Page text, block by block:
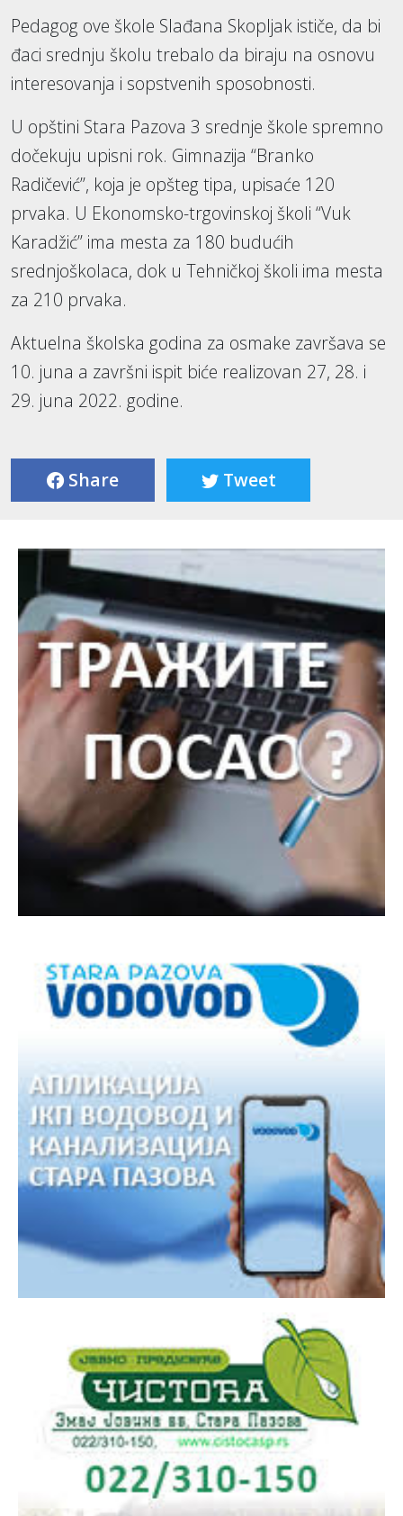
Pedagog ove škole Slađana Skopljak ističe, da bi
đaci srednju školu trebalo da biraju na osnovu
interesovanja i sopstvenih sposobnosti.
U opštini Stara Pazova 3 srednje škole spremno
dočekuju upisni rok. Gimnazija “Branko
Radičević”, koja je opšteg tipa, upisaće 120
prvaka. U Ekonomsko-trgovinskoj školi “Vuk
Karadžić” ima mesta za 180 budućih
srednjoškolaca, dok u Tehničkoj školi ima mesta
za 210 prvaka.
Aktuelna školska godina za osmake završava se
10. juna a završni ispit biće realizovan 27, 28. i
29. juna 2022. godine.
Share Tweet